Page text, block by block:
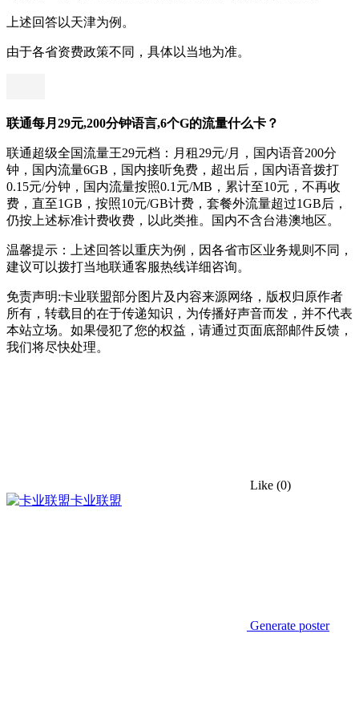
上述回答以天津为例。
由于各省资费政策不同，具体以当地为准。
联通每月29元,200分钟语言,6个G的流量什么卡？
联通超级全国流量王29元档：月租29元/月，国内语音200分
钟，国内流量6GB，国内接听免费，超出后，国内语音拨打
0.15元/分钟，国内流量按照0.1元/MB，累计至10元，不再收
费，直至1GB，按照10元/GB计费，套餐外流量超过1GB后，
仍按上述标准计费收费，以此类推。国内不含台港澳地区。
温馨提示：上述回答以重庆为例，因各省市区业务规则不同，
建议可以拨打当地联通客服热线详细咨询。
免责声明:卡业联盟部分图片及内容来源网络，版权归原作者
所有，转载目的在于传递知识，为传播好声音而发，并不代表
本站立场。如果侵犯了您的权益，请通过页面底部邮件反馈，
我们将尽快处理。
Like (0)
卡业联盟
Generate poster